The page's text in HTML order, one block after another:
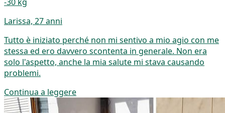
Larissa, 27 anni
Tutto è iniziato perché non mi sentivo a mio agio con me
stessa ed ero davvero scontenta in generale. Non era
solo l'aspetto, anche la mia salute mi stava causando
problemi.
Continua a leggere